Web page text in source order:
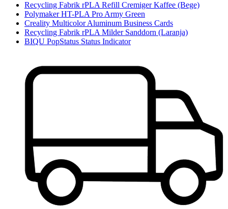
Recycling Fabrik rPLA Refill Cremiger Kaffee (Bege)
Polymaker HT-PLA Pro Army Green
Creality Multicolor Aluminum Business Cards
Recycling Fabrik rPLA Milder Sanddorn (Laranja)
BIQU PopStatus Status Indicator